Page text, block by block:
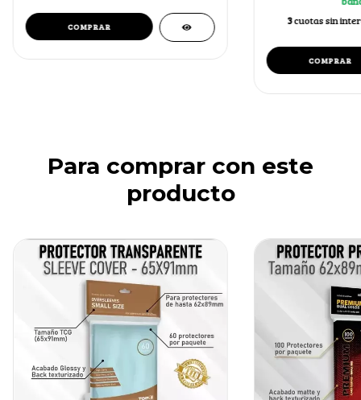
3cuotas sin
Para comprar con este
producto